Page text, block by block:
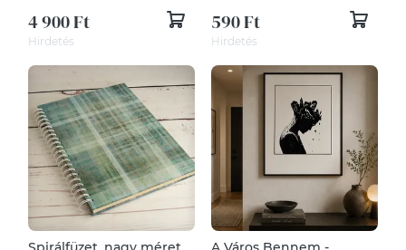
4 900 Ft
Hirdetés
590 Ft
Hirdetés